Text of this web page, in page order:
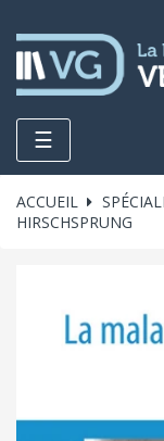
Toggle
navigation
☰
ACCUEIL
HIRSCHSPRUNG